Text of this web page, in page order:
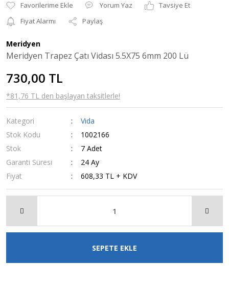
Yorum Yaz
Tavsiye Et
Fiyat Alarmı
Paylaş
Meridyen
Meridyen Trapez Çatı Vidası 5.5X75 6mm 200 Lü
730,00 TL
*81,76 TL den başlayan taksitlerle!
Kategori
Vida
Stok Kodu
1002166
Stok
7 Adet
Garanti Süresi
24 Ay
Fiyat
608,33 TL + KDV
SEPETE EKLE